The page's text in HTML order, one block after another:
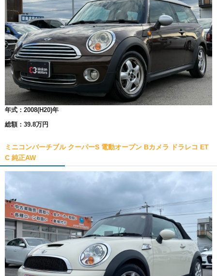
年式： 2008(H20)年
総額： 39.8万円
ミニコンバーチブル クーパーS 電動オープン Bカメラ ドラレコ ET
C 純正AW